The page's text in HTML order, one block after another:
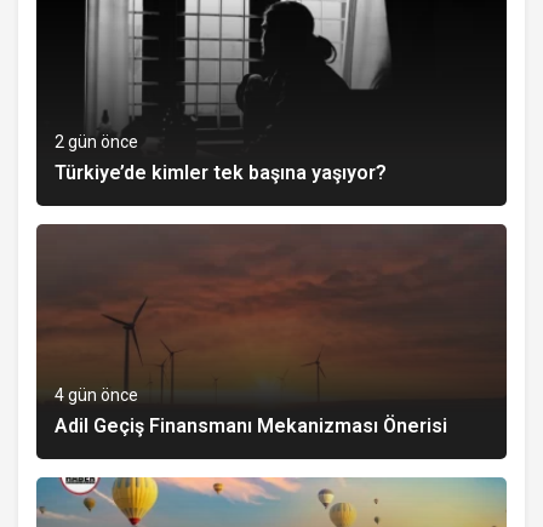
2 gün önce
Türkiye’de kimler tek başına yaşıyor?
4 gün önce
Adil Geçiş Finansmanı Mekanizması Önerisi